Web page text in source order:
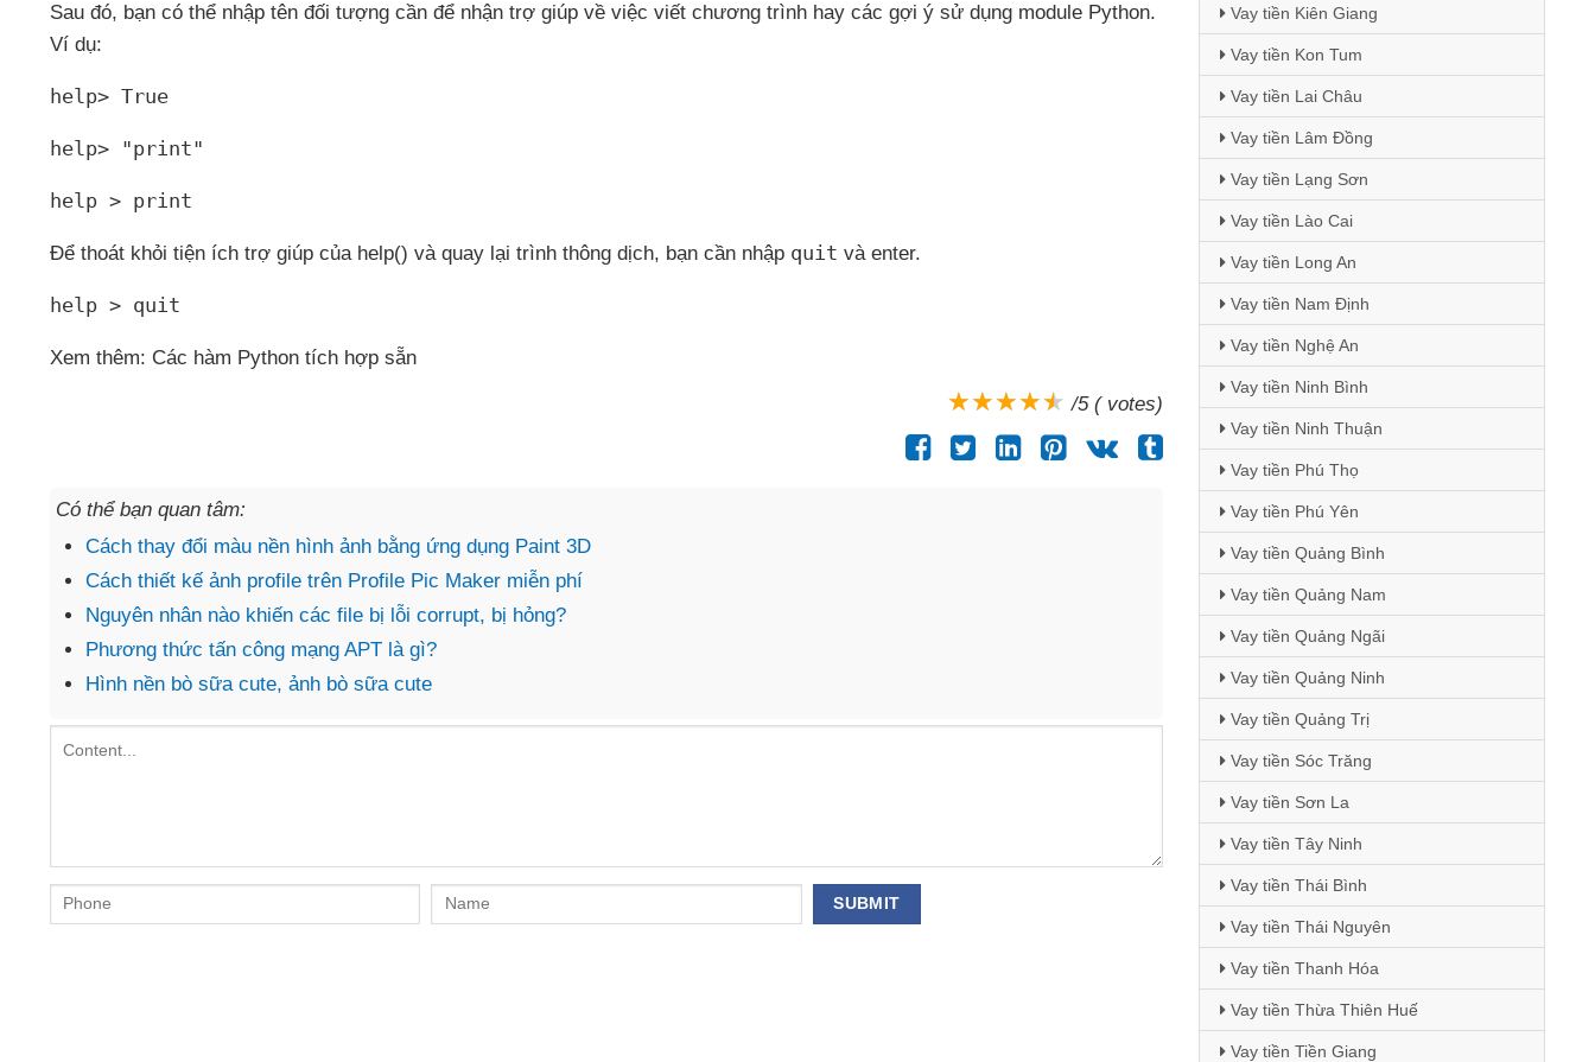
Sau đó, bạn có thể nhập tên đối tượng cần để nhận trợ giúp về việc viết chương trình hay các gợi ý sử dụng module Python.
Ví dụ:
help> True
help> "print"
help > print
Để thoát khỏi tiện ích trợ giúp của help() và quay lại trình thông dịch, bạn cần nhập quit và enter.
help > quit
Xem thêm: Các hàm Python tích hợp sẵn
/5 ( votes)
Có thể bạn quan tâm:
Cách thay đổi màu nền hình ảnh bằng ứng dụng Paint 3D
Cách thiết kế ảnh profile trên Profile Pic Maker miễn phí
Nguyên nhân nào khiến các file bị lỗi corrupt, bị hỏng?
Phương thức tấn công mạng APT là gì?
Hình nền bò sữa cute, ảnh bò sữa cute
Vay tiền Kiên Giang
Vay tiền Kon Tum
Vay tiền Lai Châu
Vay tiền Lâm Đồng
Vay tiền Lạng Sơn
Vay tiền Lào Cai
Vay tiền Long An
Vay tiền Nam Định
Vay tiền Nghệ An
Vay tiền Ninh Bình
Vay tiền Ninh Thuận
Vay tiền Phú Thọ
Vay tiền Phú Yên
Vay tiền Quảng Bình
Vay tiền Quảng Nam
Vay tiền Quảng Ngãi
Vay tiền Quảng Ninh
Vay tiền Quảng Trị
Vay tiền Sóc Trăng
Vay tiền Sơn La
Vay tiền Tây Ninh
Vay tiền Thái Bình
Vay tiền Thái Nguyên
Vay tiền Thanh Hóa
Vay tiền Thừa Thiên Huế
Vay tiền Tiền Giang